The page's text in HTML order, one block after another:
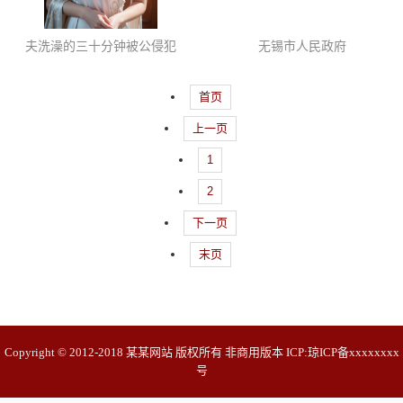
夫洗澡的三十分钟被公侵犯 无锡市人民政府
首页
上一页
1
2
下一页
末页
Copyright © 2012-2018 某某网站 版权所有 非商用版本 ICP:琼ICP备xxxxxxxx
号